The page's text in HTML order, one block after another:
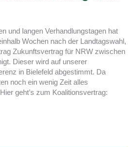
und langen Verhandlungstagen hat
Wochen nach der Landtagswahl,
Zukunftsvertrag für NRW zwischen
Dieser wird auf unserer
in Bielefeld abgestimmt. Da
noch ein wenig Zeit alles
geht’s zum Koalitionsvertrag: